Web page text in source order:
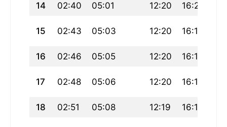
14 02:40 05:01 12:20 16:20
15 02:43 05:03 12:20 16:19
16 02:46 05:05 12:20 16:18
17 02:48 05:06 12:20 16:17
18 02:51 05:08 12:19 16:16